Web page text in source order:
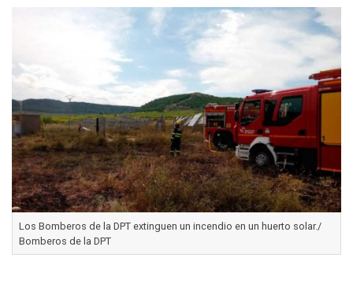
Los Bomberos de la DPT extinguen un incendio en un huerto solar./
Bomberos de la DPT